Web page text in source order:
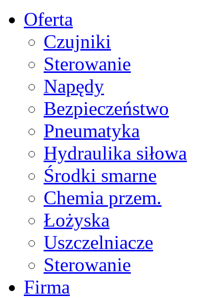
Oferta
Czujniki
Sterowanie
Napędy
Bezpieczeństwo
Pneumatyka
Hydraulika siłowa
Środki smarne
Chemia przem.
Łożyska
Uszczelniacze
Sterowanie
Firma